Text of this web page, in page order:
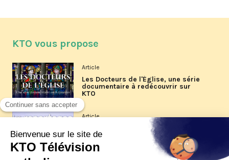
KTO vous propose
Article
Les Docteurs de l'Église, une série
documentaire à redécouvrir sur
KTO
Article
Les reportages d'été 2026 de KTO